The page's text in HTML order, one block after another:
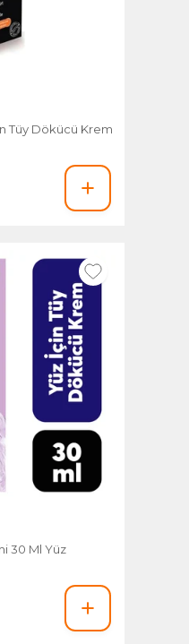
Tüy Dökücü Krem
30 Ml Yüz